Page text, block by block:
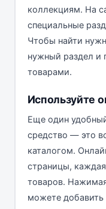
коллекциям. На
специальные
Чтобы найти
нужный раздел и
товарами.
Используйте
Еще один
средство — это
каталогом.
страницы,
товаров.
можете добавить